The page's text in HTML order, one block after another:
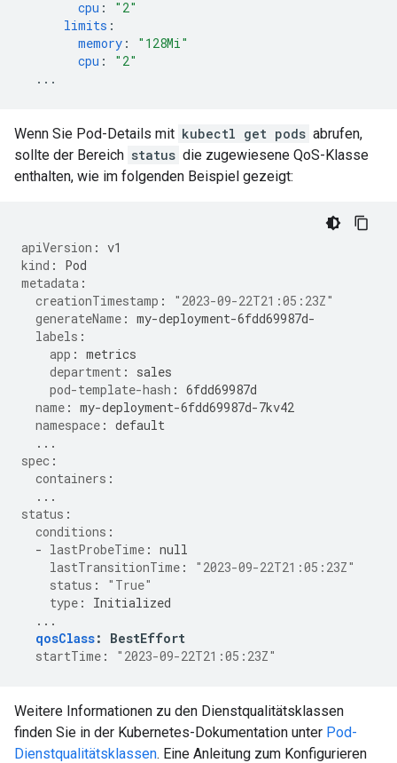
cpu :
"2"
limits :
memory :
"128Mi"
cpu :
"2"
...
Wenn Sie Pod-Details mit kubectl get pods abrufen,
sollte der Bereich status die zugewiesene QoS-Klasse
enthalten, wie im folgenden Beispiel gezeigt:
apiVersion : v1
kind :
Pod
metadata :
creationTimestamp :
"2023-09-22T21:05:23Z"
generateName : my-deployment-6fdd69987d-
labels :
app : metrics
department :
sales
pod-template-hash : 6fdd69987d
name : my-deployment-6fdd69987d-7kv42
namespace : default
...
spec :
containers :
...
status :
conditions :
- lastProbeTime : null
lastTransitionTime :
"2023-09-22T21:05:23Z"
status :
"True"
type :
Initialized
...
qosClass:
BestEffort
startTime : "2023-09-22T21:05:23Z"
Weitere Informationen zu den Dienstqualitätsklassen
finden Sie in der Kubernetes-Dokumentation unter Pod-
Dienstqualitätsklassen. Eine Anleitung zum Konfigurieren